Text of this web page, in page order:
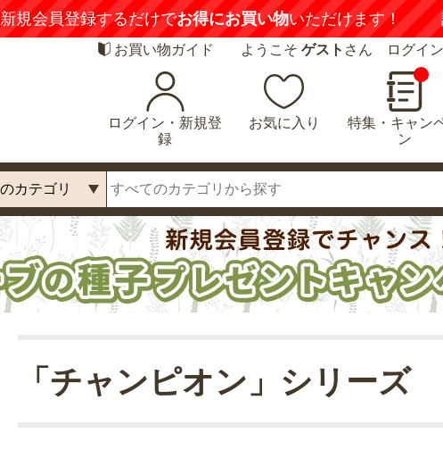
新規会員登録するだけでお得にお買い物いただけます！
お買い物ガイド ようこそ ゲスト さん ログイン
ログイン・新規登
録
お気に入り
特集・キャン
ン
「チャンピオン」シリーズ